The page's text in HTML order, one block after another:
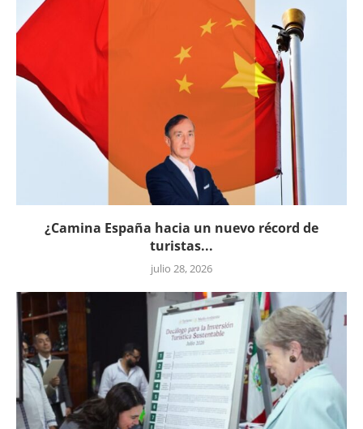
¿Camina España hacia un nuevo récord de
turistas...
julio 28, 2026